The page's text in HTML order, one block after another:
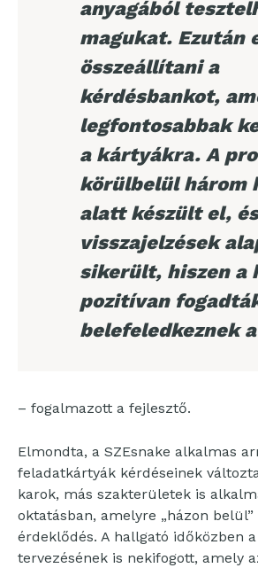
anyagából
magukat. Ezután
összeállítani a
kérdésbankot,
legfontosabbak
a kártyákra. A
körülbelül három
alatt készült el,
visszajelzések
sikerült, hiszen a
pozitívan
belefeledkeznek
– fogalmazott a fejlesztő.
Elmondta, a SZEsnake alkalmas
feladatkártyák kérdéseinek
karok, más szakterületek is
oktatásban, amelyre „házon
érdeklődés. A hallgató időközben
tervezésének is nekifogott, amely